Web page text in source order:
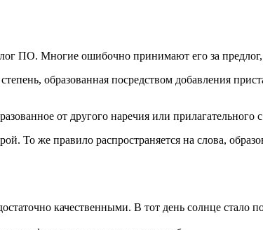
ПО. Многие ошибочно принимают его за
образованная посредством добавления
от другого наречия или
То же правило распространяется на слова,
качественными. В тот день солнце стало